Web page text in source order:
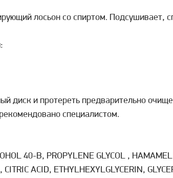
лосьон со спиртом. Подсушивает,
диск и протереть предварительно
специалистом.
40-B, PROPYLENE GLYCOL ,
ACID, ETHYLHEXYLGLYCERIN,